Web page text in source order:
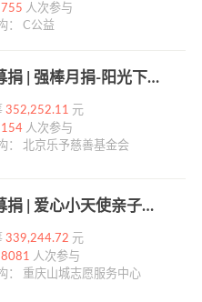
人次参与
： C公益
慈善募捐 | 强棒月捐-阳光下的棒少年 | 帮帮公益
352,252.11 元
人次参与
： 北京乐予慈善基金会
慈善募捐 | 爱心小天使亲子义工月捐计划 | 帮帮公益
339,244.72 元
人次参与
： 重庆山城志愿服务中心